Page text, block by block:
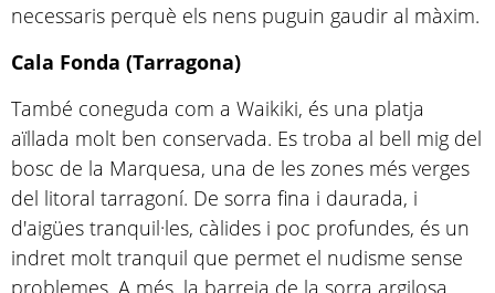
necessaris perquè els nens puguin gaudir al màxim.
Cala Fonda (Tarragona)
També coneguda com a Waikiki, és una platja
aïllada molt ben conservada. Es troba al bell mig del
bosc de la Marquesa, una de les zones més verges
del litoral tarragoní. De sorra fina i daurada, i
d'aigües tranquil·les, càlides i poc profundes, és un
indret molt tranquil que permet el nudisme sense
problemes. A més, la barreja de la sorra argilosa